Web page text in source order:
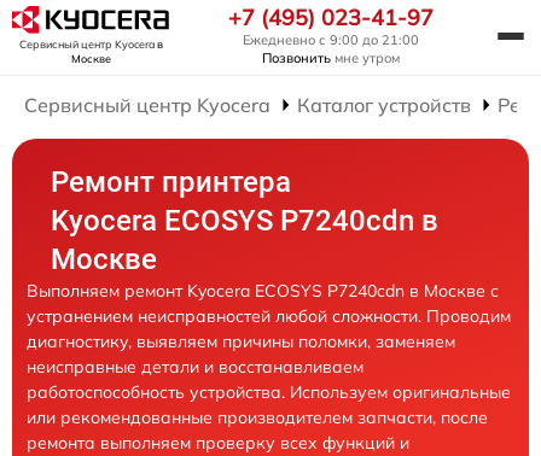
Сервисный центр Kyoceraв
Москве
+7 (495) 023-41-97
Ежедневно с 9:00 до 21:00
Позвонить мне утром
Сервисный центр Kyocera Каталог устройств
Ремонт принтера
Kyocera ECOSYS P7240cdn в
Москве
Выполняем ремонт Kyocera ECOSYS P7240cdn в Москве с
устранением неисправностей любой сложности. Проводим
диагностику, выявляем причины поломки, заменяем
неисправные детали и восстанавливаем
работоспособность устройства. Используем оригинальные
или рекомендованные производителем запчасти, после
ремонта выполняем проверку всех функций и